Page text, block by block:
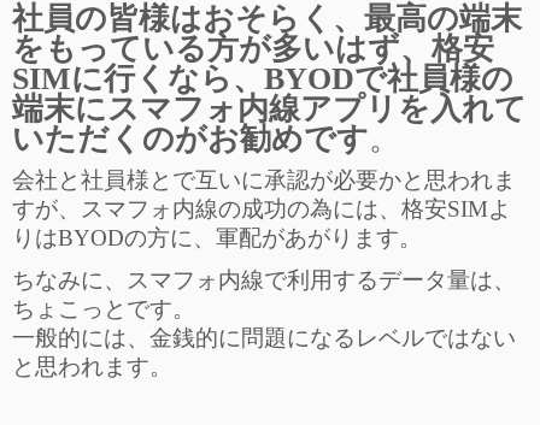
社員の皆様はおそらく、最高の端末
をもっている方が多いはず、格安
SIMに行くなら、BYODで社員様の
端末にスマフォ内線アプリを入れて
いただくのがお勧めです。
会社と社員様とで互いに承認が必要かと思われま
すが、スマフォ内線の成功の為には、格安SIMよ
りはBYODの方に、軍配があがります。
ちなみに、スマフォ内線で利用するデータ量は、
ちょこっとです。
一般的には、金銭的に問題になるレベルではない
と思われます。